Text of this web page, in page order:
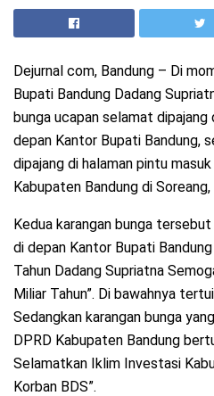
Dejurnal com, Bandung – Di
Bupati Bandung Dadang
bunga ucapan selamat
depan Kantor Bupati Bandung,
dipajang di halaman pintu
Kabupaten Bandung di
Kedua karangan bunga
di depan Kantor Bupati
Tahun Dadang Supriatna
Miliar Tahun”. Di bawahnya
Sedangkan karangan bunga
DPRD Kabupaten Bandung
Selamatkan Iklim Investasi
Korban BDS”.